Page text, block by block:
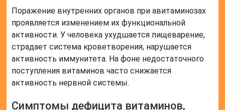
Поражение внутренних органов при авитаминозах
проявляется изменением их функциональной
активности. У человека ухудшается пищеварение,
страдает система кроветворения, нарушается
активность иммунитета. На фоне недостаточного
поступления витаминов часто снижается
активность нервной системы.
Симптомы дефицита витаминов,